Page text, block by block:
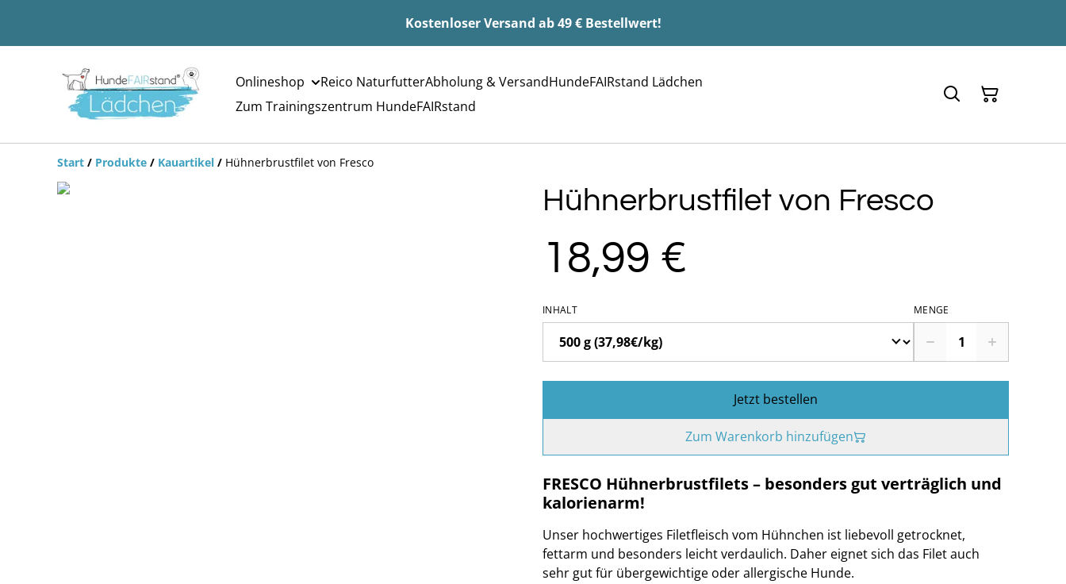
Kostenloser Versand ab 49 € Bestellwert!
Onlineshop Reico NaturfutterAbholung & VersandHundeFAIRstand Lädchen
Zum Trainingszentrum HundeFAIRstand
Start / Produkte / Kauartikel / Hühnerbrustfilet von Fresco
Hühnerbrustfilet von Fresco
18,99 €
INHALT MENGE
Jetzt bestellen
Zum Warenkorb hinzufügen
FRESCO Hühnerbrustfilets – besonders gut verträglich und
kalorienarm!
Unser hochwertiges Filetfleisch vom Hühnchen ist liebevoll getrocknet,
fettarm und besonders leicht verdaulich. Daher eignet sich das Filet auch
sehr gut für übergewichtige oder allergische Hunde.